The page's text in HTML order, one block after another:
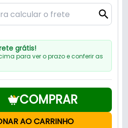
grátis!
para ver o prazo e conferir as
COMPRAR
AO CARRINHO